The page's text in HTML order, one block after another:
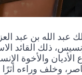
عبد الله بن عبد
ذلك القائد
الأديان والأخوة
وخلف وراءه